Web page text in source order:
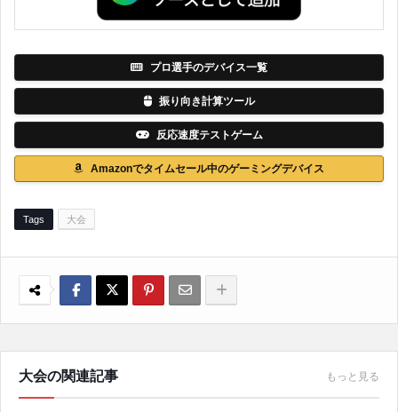
プロ選手のデバイス一覧
振り向き計算ツール
反応速度テストゲーム
Amazonでタイムセール中のゲーミングデバイス
Tags 大会
大会の関連記事 もっと見る